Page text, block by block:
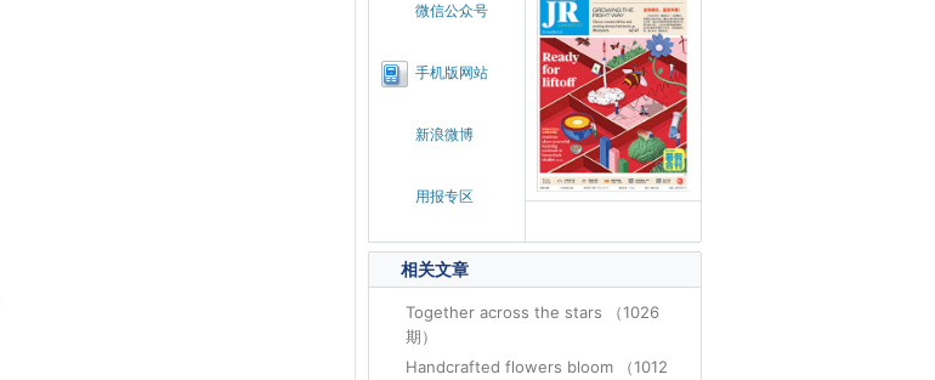
微信公众号
手机版网站
新浪微博
用报专区
相关文章
Together across the stars （1026
期）
Handcrafted flowers bloom （1012